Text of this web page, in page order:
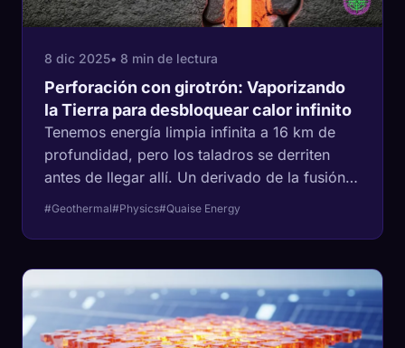
8 dic 2025• 8 min de lectura
Perforación con girotrón: Vaporizando
la Tierra para desbloquear calor infinito
Tenemos energía limpia infinita a 16 km de
profundidad, pero los taladros se derriten
antes de llegar allí. Un derivado de la fusión
el planeta en una planta de energía.
#Geothermal#Physics#Quaise Energy